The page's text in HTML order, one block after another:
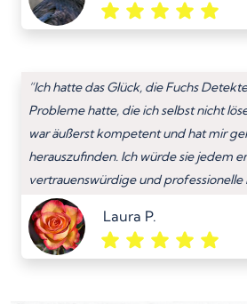
“Ich hatte das Glück, die Fuchs
Probleme hatte, die ich selbst nicht
war äußerst kompetent und hat mir
herauszufinden. Ich würde sie jedem
vertrauenswürdige und
Laura P.